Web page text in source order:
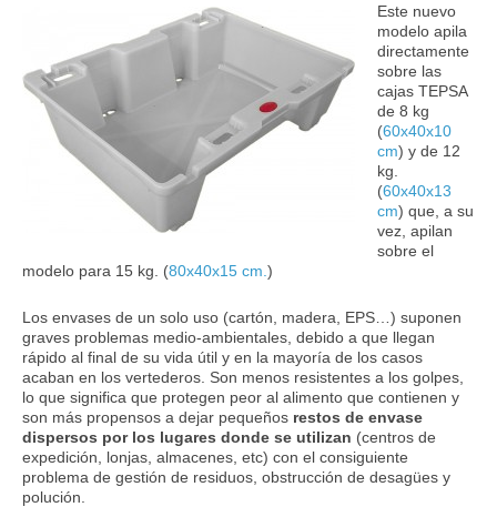
Este nuevo
modelo apila
directamente
sobre las
cajas TEPSA
de 8 kg
(60x40x10
cm) y de 12
kg.
(60x40x13
cm) que, a su
vez, apilan
sobre el
modelo para 15 kg. (80x40x15 cm. )
Los envases de un solo uso (cartón, madera, EPS…) suponen
graves problemas medio-ambientales, debido a que llegan
rápido al final de su vida útil y en la mayoría de los casos
acaban en los vertederos. Son menos resistentes a los golpes,
lo que significa que protegen peor al alimento que contienen y
son más propensos a dejar pequeños restos de envase
dispersos por los lugares donde se utilizan (centros de
expedición, lonjas, almacenes, etc) con el consiguiente
problema de gestión de residuos, obstrucción de desagües y
polución.